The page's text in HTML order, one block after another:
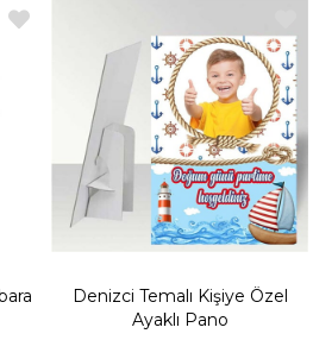
Denizci Temalı Kişiye Özel
Ayaklı Pano